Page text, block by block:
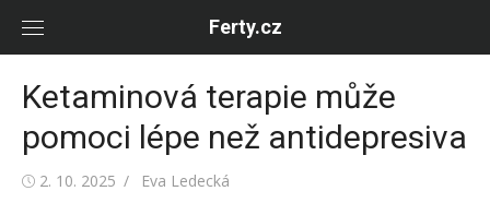
Ferty.cz
Ketaminová terapie může
pomoci lépe než antidepresiva
Posted
2. 10. 2025 Author
Eva Ledecká